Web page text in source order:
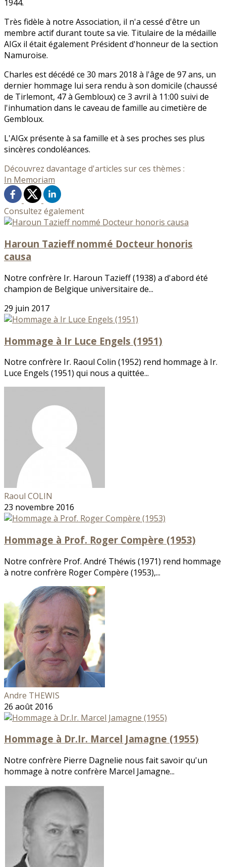
1944.
Très fidèle à notre Association, il n'a cessé d'être un
membre actif durant toute sa vie. Titulaire de la médaille
AIGx il était également Président d'honneur de la section
Namuroise.
Charles est décédé ce 30 mars 2018 à l'âge de 97 ans, un
dernier hommage lui sera rendu à son domicile (chaussé
de Tirlemont, 47 à Gembloux) ce 3 avril à 11:00 suivi de
l'inhumation dans le caveau de famille au cimetière de
Gembloux.
L'AIGx présente à sa famille et à ses proches ses plus
sincères condoléances.
Découvrez davantage d'articles sur ces thèmes :
In Memoriam
Consultez également
Haroun Tazieff nommé Docteur honoris
causa
Notre confrère Ir. Haroun Tazieff (1938) a d'abord été
champion de Belgique universitaire de...
29 juin 2017
Hommage à Ir Luce Engels (1951)
Notre confrère Ir. Raoul Colin (1952) rend hommage à Ir.
Luce Engels (1951) qui nous a quittée...
Raoul COLIN
23 novembre 2016
Hommage à Prof. Roger Compère (1953)
Notre confrère Prof. André Théwis (1971) rend hommage
à notre confrère Roger Compère (1953),...
Andre THEWIS
26 août 2016
Hommage à Dr.Ir. Marcel Jamagne (1955)
Notre confrère Pierre Dagnelie nous fait savoir qu'un
hommage à notre confrère Marcel Jamagne...